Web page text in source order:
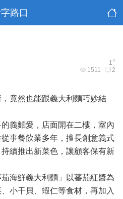
路口
1#
1511 2
然也能跟義大利麵巧妙結
麵愛，店面開在二樓，室內
事餐飲業多年，擅長創意義式
續推出新菜色，讓顧客保有新
鮮義大利麵」以蕃茄紅醬為
小干貝、蝦仁等食材，再加入